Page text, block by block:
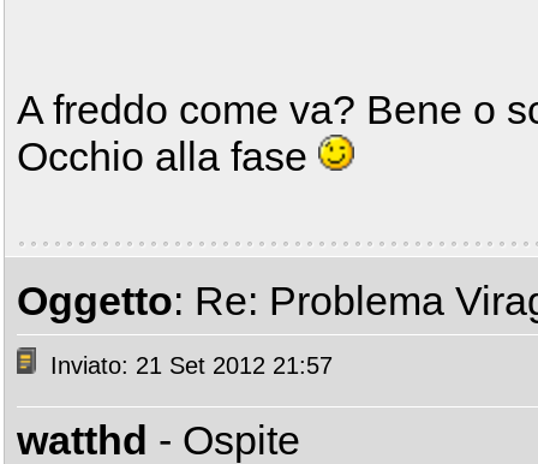
A freddo come va? Bene o
Occhio alla fase
Oggetto: Re: Problema
Inviato: 21 Set 2012 21:57
watthd - Ospite